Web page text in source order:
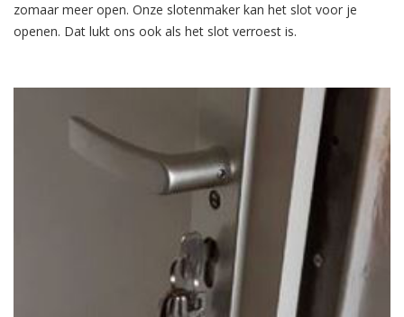
zomaar meer open. Onze slotenmaker kan het slot voor je
openen. Dat lukt ons ook als het slot verroest is.